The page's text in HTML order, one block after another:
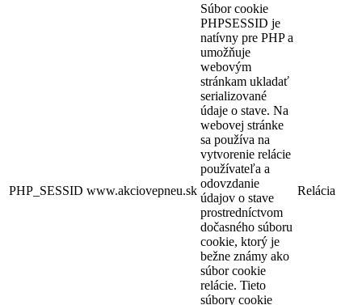
PHP_SESSID www.akciovepneu.sk
Súbor cookie
PHPSESSID je
natívny pre PHP a
umožňuje
webovým
stránkam ukladať
serializované
údaje o stave. Na
webovej stránke
sa používa na
vytvorenie relácie
používateľa a
odovzdanie
údajov o stave
prostredníctvom
dočasného súboru
cookie, ktorý je
bežne známy ako
súbor cookie
relácie. Tieto
súbory cookie
Relácia